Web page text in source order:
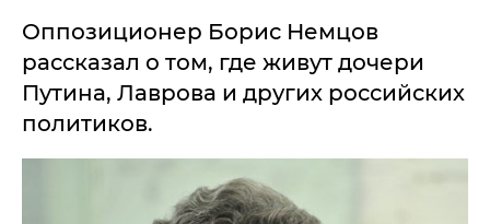
Оппозиционер Борис Немцов
рассказал о том, где живут дочери
Путина, Лаврова и других российских
политиков.